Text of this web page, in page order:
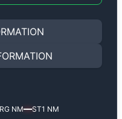
Renault Clio 1.5 DCi - 90
115 hkoch vridmomentet
lägre
vi ett antal
för din bil
optimering
NM━━ST1 NM